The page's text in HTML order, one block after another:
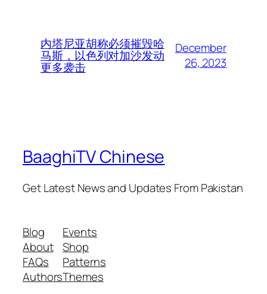
内塔尼亚胡称必须摧毁哈
马斯，以色列对加沙发动
更多袭击
December
26, 2023
BaaghiTV Chinese
Get Latest News and Updates From Pakistan
Blog
About
FAQs
Authors
Events
Shop
Patterns
Themes